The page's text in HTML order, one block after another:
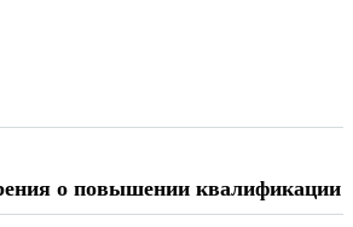
о повышении квалификации